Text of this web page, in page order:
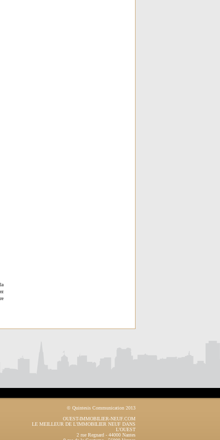
© Quintesis Communication 2013
OUEST-IMMOBILIER-NEUF.COM
LE MEILLEUR DE L'IMMOBILIER NEUF DANS
L'OUEST
2 rue Regnard - 44000 Nantes